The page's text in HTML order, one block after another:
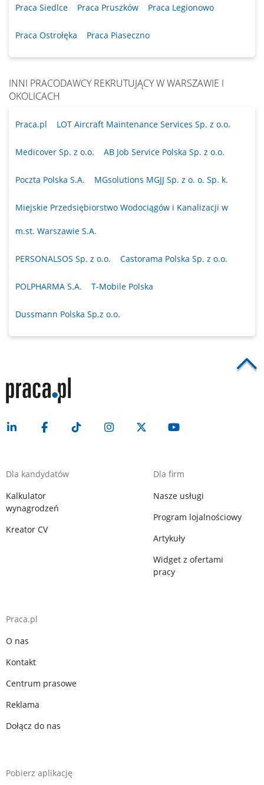
Praca Siedlce Praca Pruszków Praca Legionowo
Praca Ostrołęka Praca Piaseczno
INNI PRACODAWCY REKRUTUJĄCY W WARSZAWIE I
OKOLICACH
Praca.pl LOT Aircraft Maintenance Services Sp. z o.o.
Medicover Sp. z o.o. AB Job Service Polska Sp. z o.o.
Poczta Polska S.A. MGsolutions MGJJ Sp. z o. o. Sp. k.
Miejskie Przedsiębiorstwo Wodociągów i Kanalizacji w
m.st. Warszawie S.A.
PERSONALSOS Sp. z o.o. Castorama Polska Sp. z o.o.
POLPHARMA S.A. T-Mobile Polska
Dussmann Polska Sp.z o.o.
Dla kandydatów
Kalkulator
wynagrodzeń
Kreator CV
Dla firm
Nasze usługi
Program lojalnościowy
Artykuły
Widget z ofertami
pracy
Praca.pl
O nas
Kontakt
Centrum prasowe
Reklama
Dołącz do nas
Pobierz aplikację